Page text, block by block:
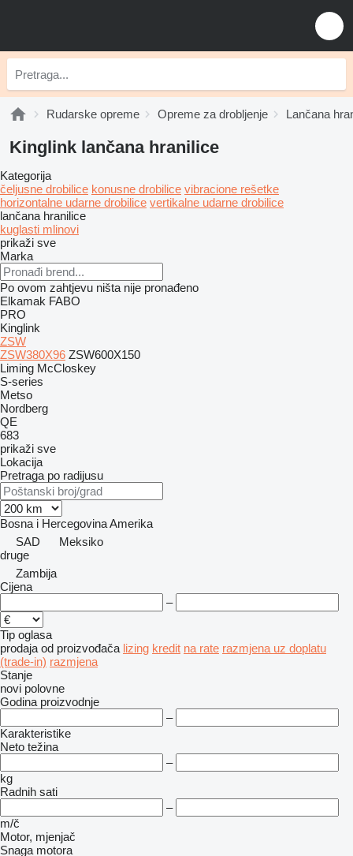
Rudarske opreme Opreme za drobljenje Lančana
Kinglink lančana hranilice
Kategorija
čeljusne drobilice konusne drobilice vibracione rešetke
horizontalne udarne drobilice vertikalne udarne drobilice
lančana hranilice
kuglasti mlinovi
prikaži sve
Marka
Po ovom zahtjevu ništa nije pronađeno
Elkamak FABO
PRO
Kinglink
ZSW
ZSW380X96 ZSW600X150
Liming McCloskey
S-series
Metso
Nordberg
QE
683
prikaži sve
Lokacija
Pretraga po radijusu
Bosna i HercegovinaAmerika
SAD
Meksiko
druge
Zambija
Cijena
–
Tip oglasa
prodaja od proizvođača lizing kredit na rate razmjena uz doplatu
(trade-in) razmjena
Stanje
novi polovne
Godina proizvodnje
–
Karakteristike
Neto težina
–
kg
Radnih sati
–
m/č
Motor, mjenjač
Snaga motora